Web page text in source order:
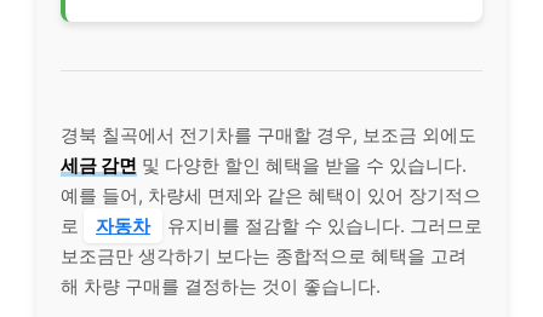
경북 칠곡에서 전기차를 구매할 경우, 보조금 외에도
세금 감면 및 다양한 할인 혜택을 받을 수 있습니다.
예를 들어, 차량세 면제와 같은 혜택이 있어 장기적으
로
자동차
유지비를 절감할 수 있습니다. 그러므로
보조금만 생각하기 보다는 종합적으로 혜택을 고려
해 차량 구매를 결정하는 것이 좋습니다.